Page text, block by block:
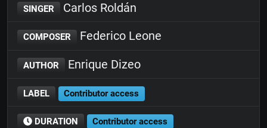
SINGER Carlos Roldán
COMPOSER Federico Leone
AUTHOR Enrique Dizeo
LABEL Contributor access
DURATION Contributor access